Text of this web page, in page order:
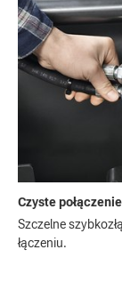
Czyste
Szczelne
łączeniu.